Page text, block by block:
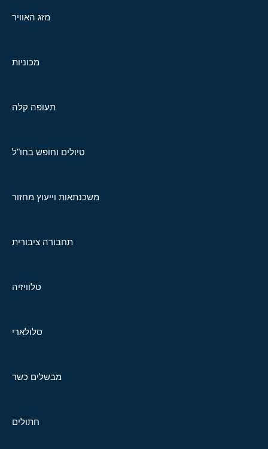
מזג האוויר
מכוניות
תעופה קלה
טיולים וחופש בחו"ל
משכנתאות וייעוץ מחזור
תחבורה ציבורית
טלוויזיה
סלולארי
מבשלים כשר
חתולים